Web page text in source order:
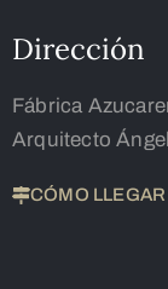
Dirección
Fábrica
Arquitecto
CÓMO LLEGAR